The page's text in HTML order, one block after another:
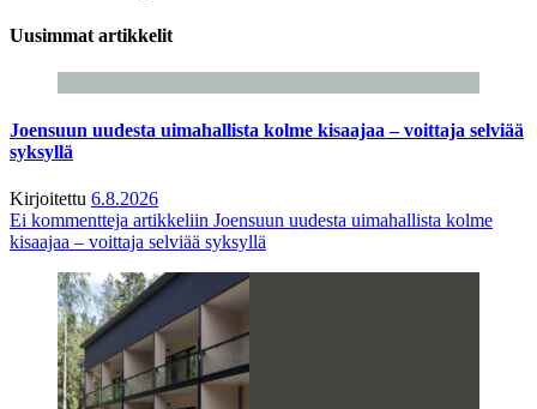
Uusimmat artikkelit
Joensuun uudesta uimahallista kolme kisaajaa – voittaja selviää
syksyllä
Kirjoitettu 6.8.2026
Ei kommentteja artikkeliin Joensuun uudesta uimahallista kolme
kisaajaa – voittaja selviää syksyllä